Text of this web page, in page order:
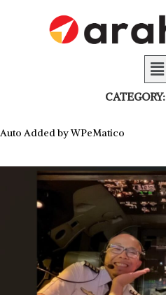
CATEGORY:
Auto Added by WPeMatico